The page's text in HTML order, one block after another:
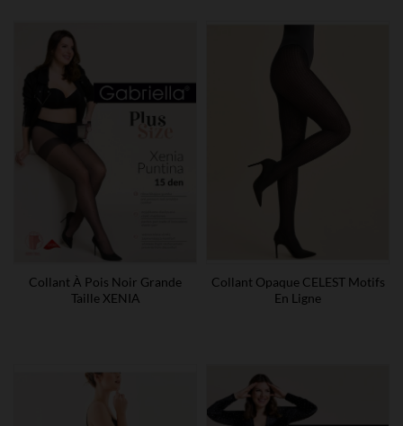
Collant À Pois Noir Grande
Taille XENIA
Collant Opaque CELEST Motifs
En Ligne